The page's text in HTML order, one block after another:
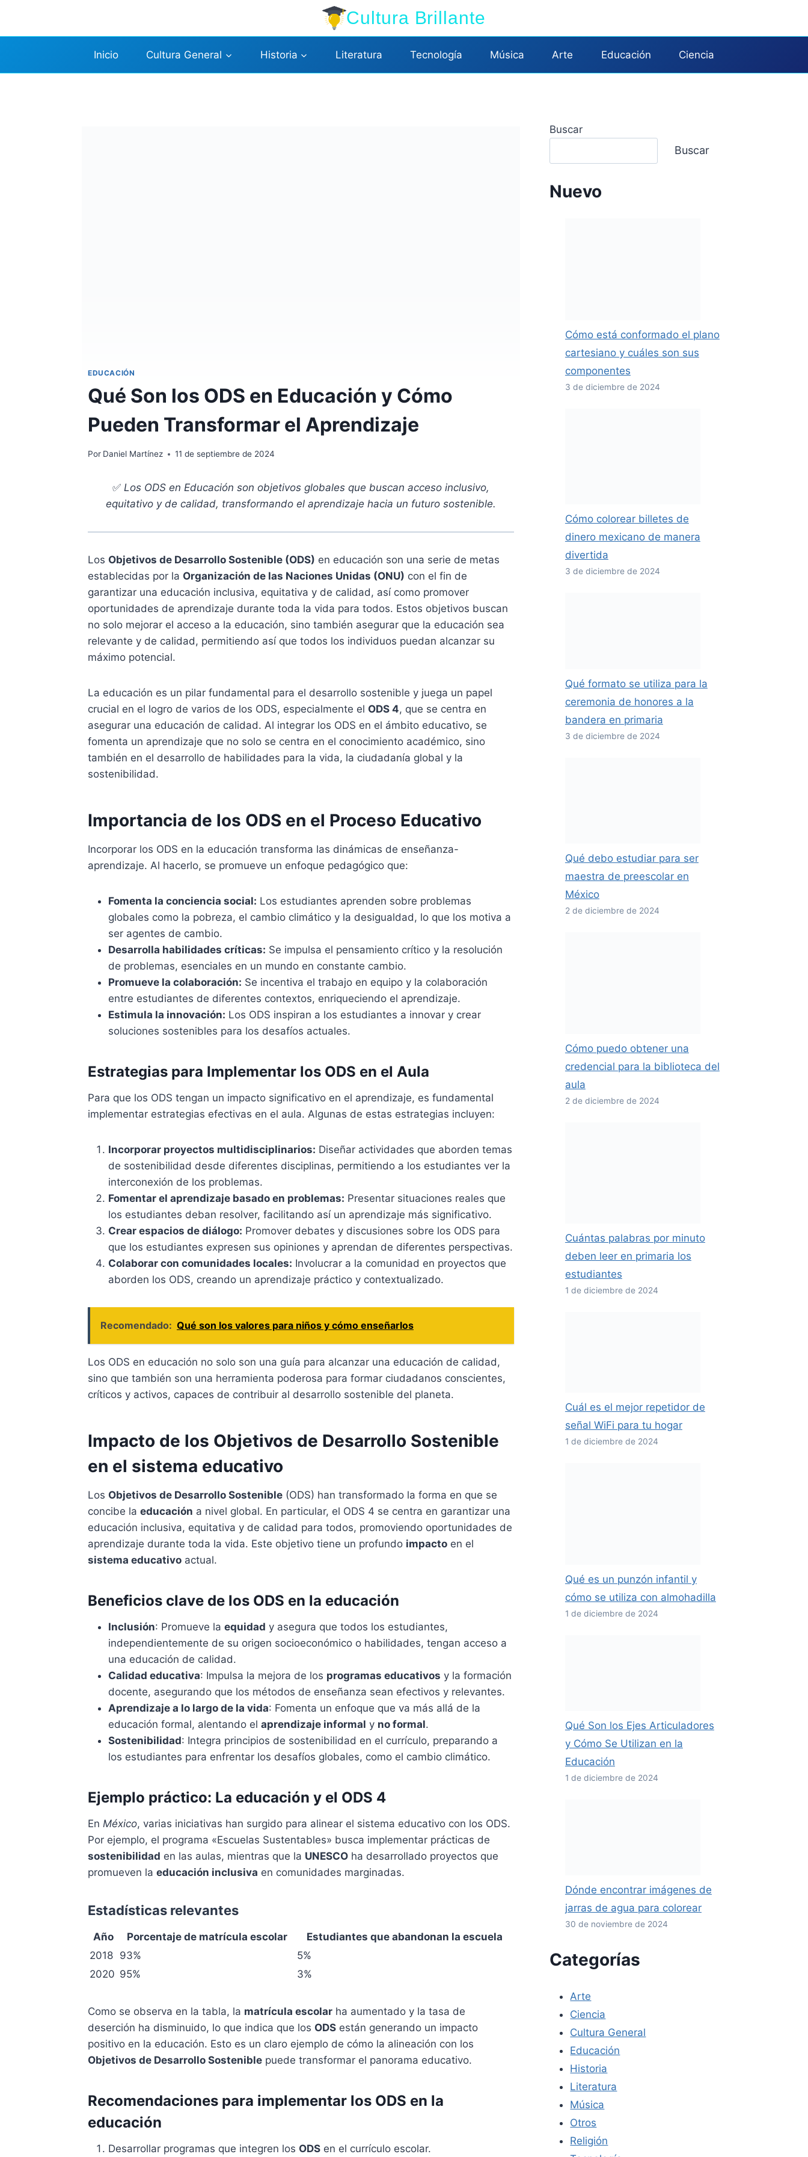
contenido
Cultura Brillante
Inicio Cultura General Historia Literatura Tecnología Música Arte Educación Ciencia
EDUCACIÓN
Qué Son los ODS en Educación y Cómo
Pueden Transformar el Aprendizaje
Por Daniel Martínez 11 de septiembre de 2024
✅ Los ODS en Educación son objetivos globales que buscan acceso inclusivo,
equitativo y de calidad, transformando el aprendizaje hacia un futuro sostenible.
Los Objetivos de Desarrollo Sostenible (ODS) en educación son una serie de metas
establecidas por la Organización de las Naciones Unidas (ONU) con el fin de
garantizar una educación inclusiva, equitativa y de calidad, así como promover
oportunidades de aprendizaje durante toda la vida para todos. Estos objetivos buscan
no solo mejorar el acceso a la educación, sino también asegurar que la educación sea
relevante y de calidad, permitiendo así que todos los individuos puedan alcanzar su
máximo potencial.
La educación es un pilar fundamental para el desarrollo sostenible y juega un papel
crucial en el logro de varios de los ODS, especialmente el ODS 4, que se centra en
asegurar una educación de calidad. Al integrar los ODS en el ámbito educativo, se
fomenta un aprendizaje que no solo se centra en el conocimiento académico, sino
también en el desarrollo de habilidades para la vida, la ciudadanía global y la
sostenibilidad.
Importancia de los ODS en el Proceso Educativo
Incorporar los ODS en la educación transforma las dinámicas de enseñanza-
aprendizaje. Al hacerlo, se promueve un enfoque pedagógico que:
Fomenta la conciencia social: Los estudiantes aprenden sobre problemas
globales como la pobreza, el cambio climático y la desigualdad, lo que los motiva a
ser agentes de cambio.
Desarrolla habilidades críticas: Se impulsa el pensamiento crítico y la resolución
de problemas, esenciales en un mundo en constante cambio.
Promueve la colaboración: Se incentiva el trabajo en equipo y la colaboración
entre estudiantes de diferentes contextos, enriqueciendo el aprendizaje.
Estimula la innovación: Los ODS inspiran a los estudiantes a innovar y crear
soluciones sostenibles para los desafíos actuales.
Estrategias para Implementar los ODS en el Aula
Para que los ODS tengan un impacto significativo en el aprendizaje, es fundamental
implementar estrategias efectivas en el aula. Algunas de estas estrategias incluyen:
Incorporar proyectos multidisciplinarios: Diseñar actividades que aborden temas
de sostenibilidad desde diferentes disciplinas, permitiendo a los estudiantes ver la
interconexión de los problemas.
Fomentar el aprendizaje basado en problemas: Presentar situaciones reales que
los estudiantes deban resolver, facilitando así un aprendizaje más significativo.
Crear espacios de diálogo: Promover debates y discusiones sobre los ODS para
que los estudiantes expresen sus opiniones y aprendan de diferentes perspectivas.
Colaborar con comunidades locales: Involucrar a la comunidad en proyectos que
aborden los ODS, creando un aprendizaje práctico y contextualizado.
Recomendado: Qué son los valores para niños y cómo enseñarlos
Los ODS en educación no solo son una guía para alcanzar una educación de calidad,
sino que también son una herramienta poderosa para formar ciudadanos conscientes,
críticos y activos, capaces de contribuir al desarrollo sostenible del planeta.
Impacto de los Objetivos de Desarrollo Sostenible
en el sistema educativo
Los Objetivos de Desarrollo Sostenible (ODS) han transformado la forma en que se
concibe la educación a nivel global. En particular, el ODS 4 se centra en garantizar una
educación inclusiva, equitativa y de calidad para todos, promoviendo oportunidades de
aprendizaje durante toda la vida. Este objetivo tiene un profundo impacto en el
sistema educativo actual.
Beneficios clave de los ODS en la educación
Inclusión: Promueve la equidad y asegura que todos los estudiantes,
independientemente de su origen socioeconómico o habilidades, tengan acceso a
una educación de calidad.
Calidad educativa: Impulsa la mejora de los programas educativos y la formación
docente, asegurando que los métodos de enseñanza sean efectivos y relevantes.
Aprendizaje a lo largo de la vida: Fomenta un enfoque que va más allá de la
educación formal, alentando el aprendizaje informal y no formal.
Sostenibilidad: Integra principios de sostenibilidad en el currículo, preparando a
los estudiantes para enfrentar los desafíos globales, como el cambio climático.
Ejemplo práctico: La educación y el ODS 4
En México, varias iniciativas han surgido para alinear el sistema educativo con los ODS.
Por ejemplo, el programa «Escuelas Sustentables» busca implementar prácticas de
sostenibilidad en las aulas, mientras que la UNESCO ha desarrollado proyectos que
promueven la educación inclusiva en comunidades marginadas.
Estadísticas relevantes
Año Porcentaje de matrícula escolar
Estudiantes que abandonan la escuela
2018 93%
5%
2020 95% 3%
Como se observa en la tabla, la matrícula escolar ha aumentado y la tasa de
deserción ha disminuido, lo que indica que los ODS están generando un impacto
positivo en la educación. Esto es un claro ejemplo de cómo la alineación con los
Objetivos de Desarrollo Sostenible puede transformar el panorama educativo.
Recomendaciones para implementar los ODS en la
educación
Desarrollar programas que integren los ODS en el currículo escolar.
Buscar
Buscar
Nuevo
Cómo está conformado el plano
cartesiano y cuáles son sus
componentes
3 de diciembre de 2024
Cómo colorear billetes de
dinero mexicano de manera
divertida
3 de diciembre de 2024
Qué formato se utiliza para la
ceremonia de honores a la
bandera en primaria
3 de diciembre de 2024
Qué debo estudiar para ser
maestra de preescolar en
México
2 de diciembre de 2024
Cómo puedo obtener una
credencial para la biblioteca del
aula
2 de diciembre de 2024
Cuántas palabras por minuto
deben leer en primaria los
estudiantes
1 de diciembre de 2024
Cuál es el mejor repetidor de
señal WiFi para tu hogar
1 de diciembre de 2024
Qué es un punzón infantil y
cómo se utiliza con almohadilla
1 de diciembre de 2024
Qué Son los Ejes Articuladores
y Cómo Se Utilizan en la
Educación
1 de diciembre de 2024
Dónde encontrar imágenes de
jarras de agua para colorear
30 de noviembre de 2024
Categorías
Arte
Ciencia
Cultura General
Educación
Historia
Literatura
Música
Otros
Religión